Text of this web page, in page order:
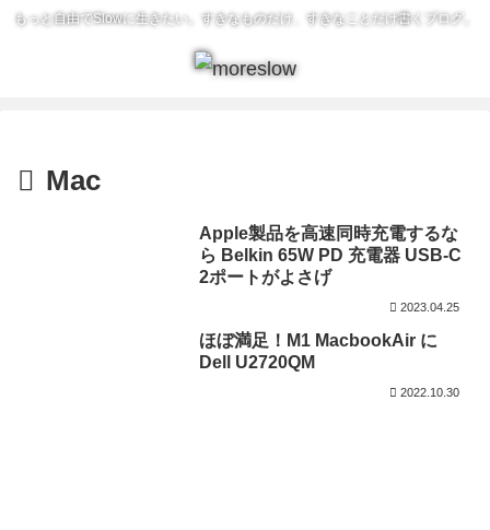
もっと自由でSlowに生きたい。すきなものだけ、すきなことだけ書くブログ。
Mac
Apple製品を高速同時充電するな
ら Belkin 65W PD 充電器 USB-C
2ポートがよさげ
2023.04.25
ほぼ満足！M1 MacbookAir に
Dell U2720QM
2022.10.30